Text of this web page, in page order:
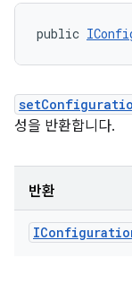
public
성을 반환합니다.
반환